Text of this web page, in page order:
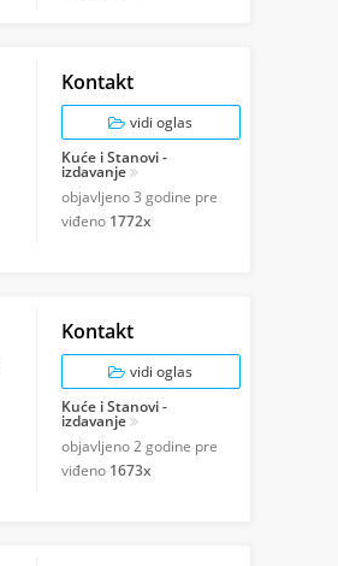
Kontakt
vidi oglas
Kuće i Stanovi -
izdavanje
objavljeno3 godine pre
viđeno 1772x
Kontakt
vidi oglas
Kuće i Stanovi -
izdavanje
objavljeno2 godine pre
viđeno 1673x